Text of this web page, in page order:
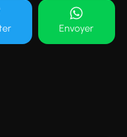
Envoyer